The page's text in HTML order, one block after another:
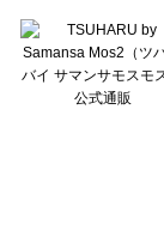
Lugnoncure（ルノンキ
BETTY'S BLUE（べテ
Wpc.（ワールドパーテ